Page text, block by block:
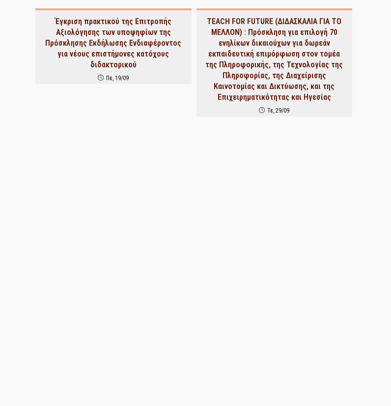
Έγκριση πρακτικού της Επιτροπής
Αξιολόγησης των υποψηφίων της
Πρόσκλησης Εκδήλωσης Ενδιαφέροντος
για νέους επιστήμονες κατόχους
διδακτορικού
Πε, 19/09
TEACH FOR FUTURE (ΔΙΔΑΣΚΑΛΙΑ ΓΙΑ ΤΟ
ΜΕΛΛΟΝ) : Πρόσκληση για επιλογή 70
ενηλίκων δικαιούχων για δωρεάν
εκπαιδευτική επιμόρφωση στον τομέα
της Πληροφορικής, της Τεχνολογίας της
Πληροφορίας, της Διαχείρισης
Καινοτομίας και Δικτύωσης, και της
Επιχειρηματικότητας και Ηγεσίας
Τε, 29/09